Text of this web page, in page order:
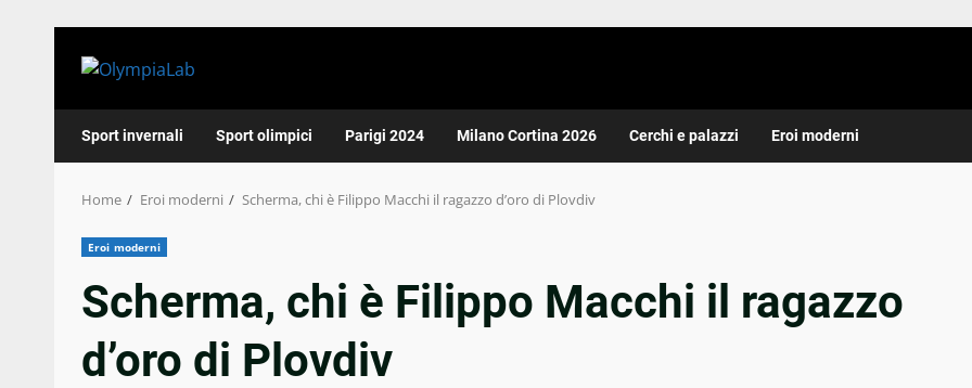
Sport invernali Sport olimpici Parigi 2024 Milano Cortina 2026 Cerchi e palazzi Eroi moderni
Home Eroi moderni Scherma, chi è Filippo Macchi il ragazzo d’oro di Plovdiv
Eroi moderni
Scherma, chi è Filippo Macchi il ragazzo
d’oro di Plovdiv